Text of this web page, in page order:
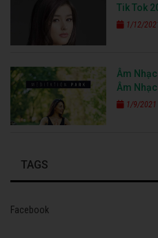
Tik Tok
1/12/
Âm
Âm
1/9/2021
TAGS
Facebook